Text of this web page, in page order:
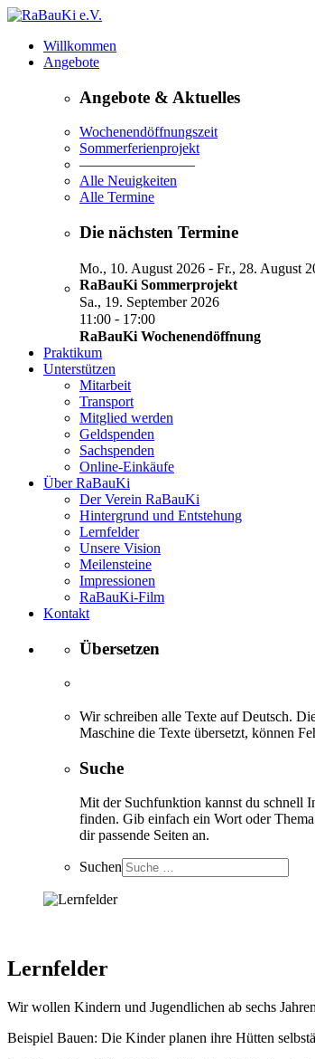
Willkommen
Angebote
Angebote & Aktuelles
Wochenendöffnungszeit
Sommerferienprojekt
————————
Alle Neuigkeiten
Alle Termine
Die nächsten Termine
Mo., 10. August 2026 - Fr., 28. August
RaBauKi Sommerprojekt
Sa., 19. September 2026
11:00 - 17:00
RaBauKi Wochenendöffnung
Praktikum
Unterstützen
Mitarbeit
Transport
Mitglied werden
Geldspenden
Sachspenden
Online-Einkäufe
Über RaBauKi
Der Verein RaBauKi
Hintergrund und Entstehung
Lernfelder
Unsere Vision
Meilensteine
Impressionen
RaBauKi-Film
Kontakt
Übersetzen
Wir schreiben alle Texte auf Deutsch.
Maschine die Texte übersetzt, können
Suche
Mit der Suchfunktion kannst du schnell
finden. Gib einfach ein Wort oder
dir passende Seiten an.
Suchen
Lernfelder
Wir wollen Kindern und Jugendlichen ab sechs
Beispiel Bauen: Die Kinder planen ihre Hütten